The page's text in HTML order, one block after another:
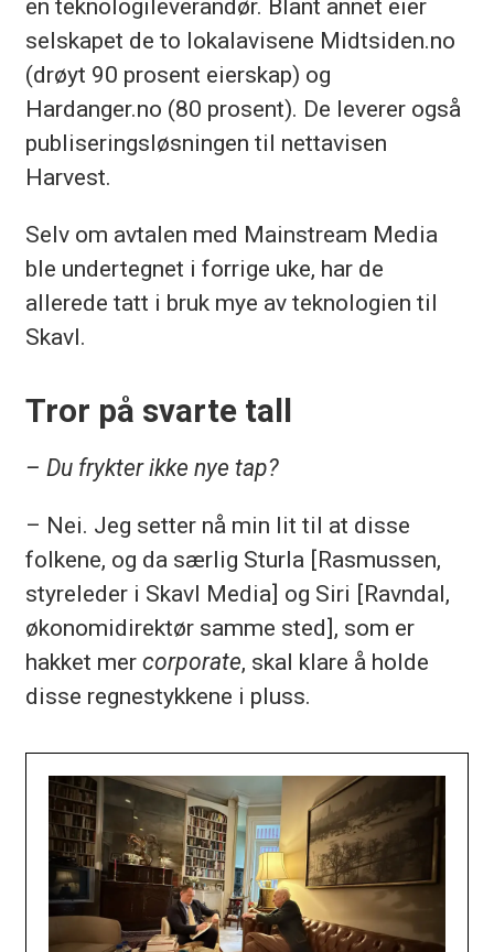
en teknologileverandør. Blant annet eier
selskapet de to lokalavisene Midtsiden.no
(drøyt 90 prosent eierskap) og
Hardanger.no (80 prosent). De leverer også
publiseringsløsningen til nettavisen
Harvest.
Selv om avtalen med Mainstream Media
ble undertegnet i forrige uke, har de
allerede tatt i bruk mye av teknologien til
Skavl.
Tror på svarte tall
– Du frykter ikke nye tap?
– Nei. Jeg setter nå min lit til at disse
folkene, og da særlig Sturla [Rasmussen,
styreleder i Skavl Media] og Siri [Ravndal,
økonomidirektør samme sted], som er
hakket mer corporate, skal klare å holde
disse regnestykkene i pluss.